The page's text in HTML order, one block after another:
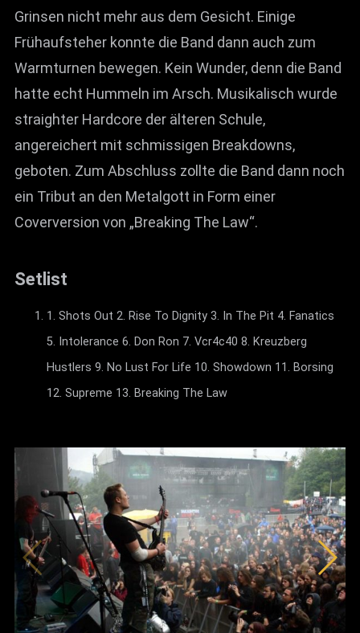
Grinsen nicht mehr aus dem Gesicht. Einige
Frühaufsteher konnte die Band dann auch zum
Warmturnen bewegen. Kein Wunder, denn die Band
hatte echt Hummeln im Arsch. Musikalisch wurde
straighter Hardcore der älteren Schule,
angereichert mit schmissigen Breakdowns,
geboten. Zum Abschluss zollte die Band dann noch
ein Tribut an den Metalgott in Form einer
Coverversion von „Breaking The Law“.
Setlist
1. Shots Out 2. Rise To Dignity 3. In The Pit 4. Fanatics
5. Intolerance 6. Don Ron 7. Vcr4c40 8. Kreuzberg
Hustlers 9. No Lust For Life 10. Showdown 11. Borsing
12. Supreme 13. Breaking The Law